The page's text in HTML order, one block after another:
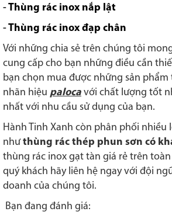
-Thùng rác inox nắp lật
-Thùng rác inox đạp chân
Với những chia sẻ trên chúng tôi
cung cấp cho bạn những điều cần
bạn chọn mua được những sản
nhãn hiệu paloca với chất lượng tốt
nhất với nhu cầu sử dụng của bạn.
Hành Tinh Xanh còn phân phối nhiều
nhưthùng rác thép phun sơn có
thùng rác inox gạt tàn giá rẻ trên
quý khách hãy liên hệ ngay với đội
doanh của chúng tôi.
Bạn đang đánh giá: